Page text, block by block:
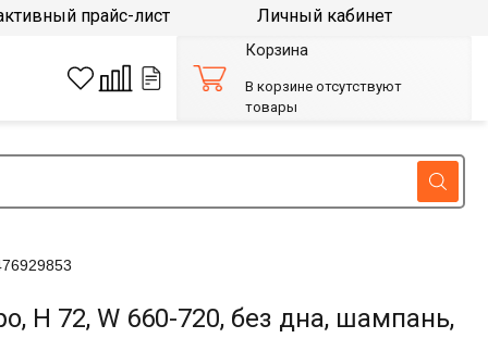
H 72, W 660-720, без дна, шампань,
прайс-лист Личный кабинет
Корзина
В корзине отсутствуют
товары